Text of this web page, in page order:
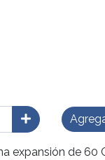
expansión de 60